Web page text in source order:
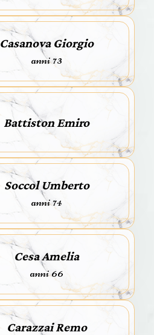
Casanova Giorgio
anni 73
Battiston Emiro
Soccol Umberto
anni 74
Cesa Amelia
anni 66
Carazzai Remo